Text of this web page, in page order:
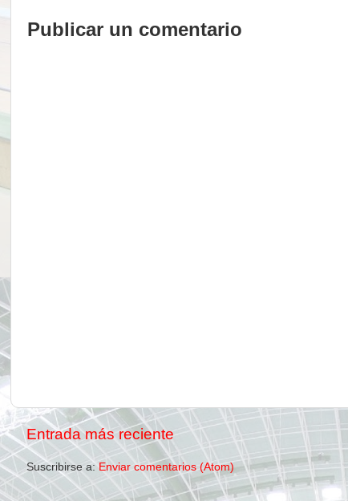
Publicar un comentario
Entrada más reciente
Suscribirse a: Enviar comentarios (Atom)